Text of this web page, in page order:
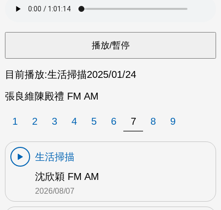
目前播放:生活掃描2025/01/24
張良維陳殿禮 FM AM
1 2 3 4 5 6 7 8 9
生活掃描
沈欣穎 FM AM
2026/08/07